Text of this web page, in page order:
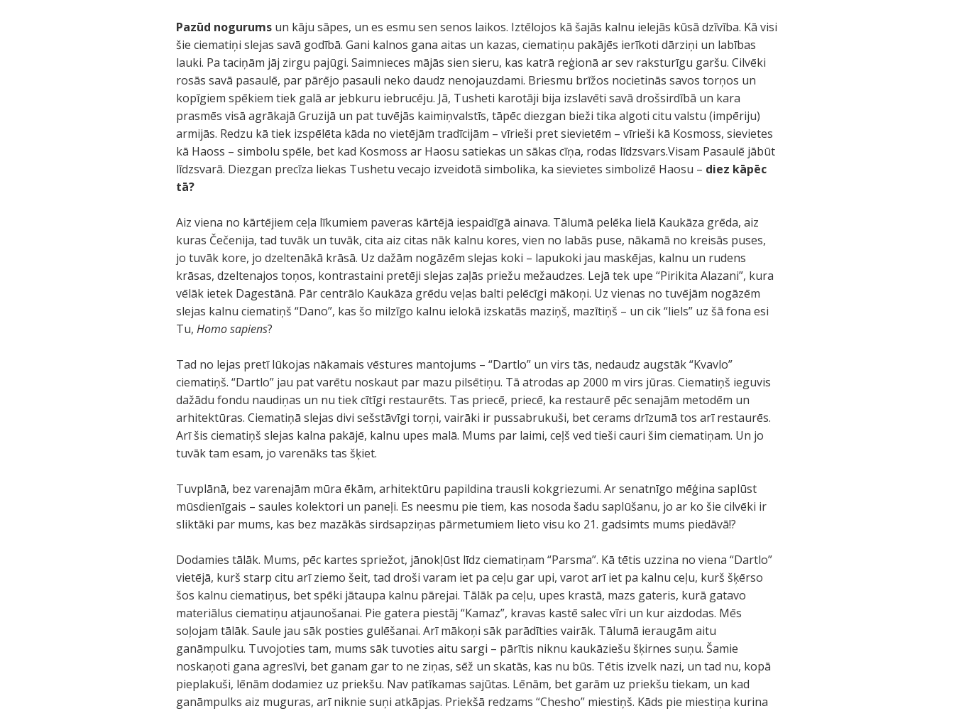
Pazūd nogurums un kāju sāpes, un es esmu sen senos laikos. Iztēlojos kā šajās kalnu ielejās kūsā dzīvība. Kā visi
šie ciematiņi slejas savā godībā. Gani kalnos gana aitas un kazas, ciematiņu pakājēs ierīkoti dārziņi un labības
lauki. Pa taciņām jāj zirgu pajūgi. Saimnieces mājās sien sieru, kas katrā reģionā ar sev raksturīgu garšu. Cilvēki
rosās savā pasaulē, par pārējo pasauli neko daudz nenojauzdami. Briesmu brīžos nocietinās savos torņos un
kopīgiem spēkiem tiek galā ar jebkuru iebrucēju. Jā, Tusheti karotāji bija izslavēti savā drošsirdībā un kara
prasmēs visā agrākajā Gruzijā un pat tuvējās kaimiņvalstīs, tāpēc diezgan bieži tika algoti citu valstu (impēriju)
armijās. Redzu kā tiek izspēlēta kāda no vietējām tradīcijām – vīrieši pret sievietēm – vīrieši kā Kosmoss, sievietes
kā Haoss – simbolu spēle, bet kad Kosmoss ar Haosu satiekas un sākas cīņa, rodas līdzsvars.Visam Pasaulē jābūt
līdzsvarā. Diezgan precīza liekas Tushetu vecajo izveidotā simbolika, ka sievietes simbolizē Haosu – diez kāpēc
tā?
Aiz viena no kārtējiem ceļa līkumiem paveras kārtējā iespaidīgā ainava. Tālumā pelēka lielā Kaukāza grēda, aiz
kuras Čečenija, tad tuvāk un tuvāk, cita aiz citas nāk kalnu kores, vien no labās puse, nākamā no kreisās puses,
jo tuvāk kore, jo dzeltenākā krāsā. Uz dažām nogāzēm slejas koki – lapukoki jau maskējas, kalnu un rudens
krāsas, dzeltenajos toņos, kontrastaini pretēji slejas zaļās priežu mežaudzes. Lejā tek upe “Pirikita Alazani”, kura
vēlāk ietek Dagestānā. Pār centrālo Kaukāza grēdu veļas balti pelēcīgi mākoņi. Uz vienas no tuvējām nogāzēm
slejas kalnu ciematiņš “Dano”, kas šo milzīgo kalnu ielokā izskatās maziņš, mazītiņš – un cik “liels” uz šā fona esi
Tu,Homo sapiens?
Tad no lejas pretī lūkojas nākamais vēstures mantojums – “Dartlo” un virs tās, nedaudz augstāk “Kvavlo”
ciematiņš. “Dartlo” jau pat varētu noskaut par mazu pilsētiņu. Tā atrodas ap 2000 m virs jūras. Ciematiņš ieguvis
dažādu fondu naudiņas un nu tiek cītīgi restaurēts. Tas priecē, priecē, ka restaurē pēc senajām metodēm un
arhitektūras. Ciematiņā slejas divi sešstāvīgi torņi, vairāki ir pussabrukuši, bet cerams drīzumā tos arī restaurēs.
Arī šis ciematiņš slejas kalna pakājē, kalnu upes malā. Mums par laimi, ceļš ved tieši cauri šim ciematiņam. Un jo
tuvāk tam esam, jo varenāks tas šķiet.
Tuvplānā, bez varenajām mūra ēkām, arhitektūru papildina trausli kokgriezumi. Ar senatnīgo mēģina saplūst
mūsdienīgais – saules kolektori un paneļi. Es neesmu pie tiem, kas nosoda šadu saplūšanu, jo ar ko šie cilvēki ir
sliktāki par mums, kas bez mazākās sirdsapziņas pārmetumiem lieto visu ko 21. gadsimts mums piedāvā!?
Dodamies tālāk. Mums, pēc kartes spriežot, jānokļūst līdz ciematiņam “Parsma”. Kā tētis uzzina no viena “Dartlo”
vietējā, kurš starp citu arī ziemo šeit, tad droši varam iet pa ceļu gar upi, varot arī iet pa kalnu ceļu, kurš šķērso
šos kalnu ciematiņus, bet spēki jātaupa kalnu pārejai. Tālāk pa ceļu, upes krastā, mazs gateris, kurā gatavo
materiālus ciematiņu atjaunošanai. Pie gatera piestāj “Kamaz”, kravas kastē salec vīri un kur aizdodas. Mēs
soļojam tālāk. Saule jau sāk posties gulēšanai. Arī mākoņi sāk parādīties vairāk. Tālumā ieraugām aitu
ganāmpulku. Tuvojoties tam, mums sāk tuvoties aitu sargi – pārītis niknu kaukāziešu šķirnes suņu. Šamie
noskaņoti gana agresīvi, bet ganam gar to ne ziņas, sēž un skatās, kas nu būs. Tētis izvelk nazi, un tad nu, kopā
pieplakuši, lēnām dodamiez uz priekšu. Nav patīkamas sajūtas. Lēnām, bet garām uz priekšu tiekam, un kad
ganāmpulks aiz muguras, arī niknie suņi atkāpjas. Priekšā redzams “Chesho” miestiņš. Kāds pie miestiņa kurina